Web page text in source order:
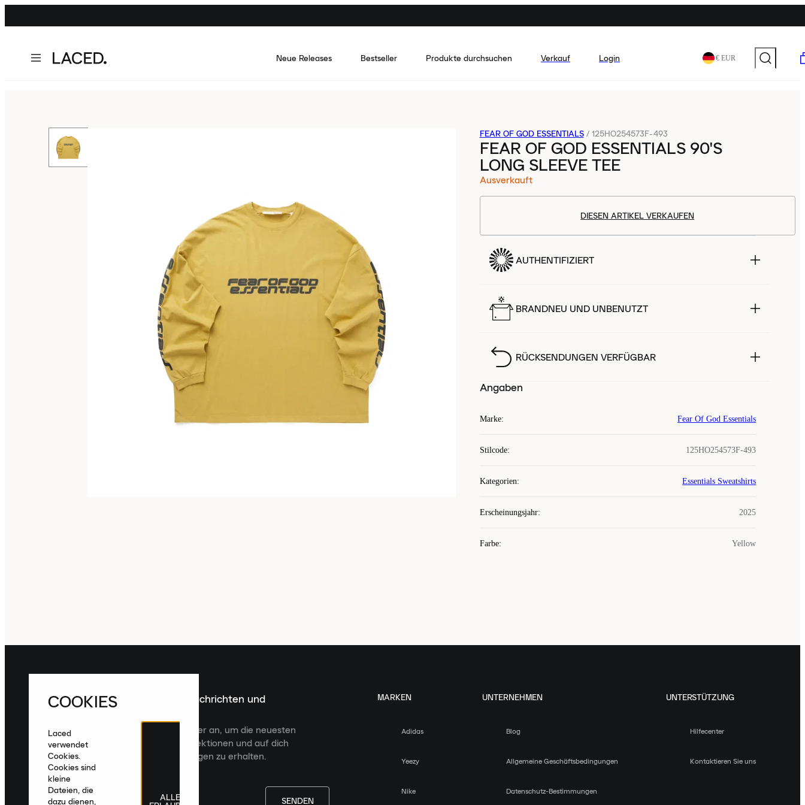
Neue Releases Bestseller Produkte durchsuchen Verkauf Login € EUR
FEAR OF GOD ESSENTIALS / 125HO254573F-493
FEAR OF GOD ESSENTIALS 90'S
LONG SLEEVE TEE
Ausverkauft
DIESEN ARTIKEL VERKAUFEN
AUTHENTIFIZIERT
BRANDNEU UND UNBENUTZT
RÜCKSENDUNGEN VERFÜGBAR
Angaben
Marke: Fear Of God Essentials
Stilcode: 125HO254573F-493
Kategorien: Essentials Sweatshirts
Erscheinungsjahr: 2025
Farbe: Yellow
Melde dich für die neuesten Nachrichten und
Veröffentlichungen an
Melde dich für den Laced Newsletter an, um die neuesten
Veröffentlichungen, kuratierte Kollektionen und auf dich
zugeschnittene Produktempfehlungen zu erhalten.
SENDEN
MARKEN
Adidas
Yeezy
Nike
UNTERNEHMEN
Blog
Allgemeine Geschäftsbedingungen
Datenschutz-Bestimmungen
UNTERSTÜTZUNG
Hilfecenter
Kontaktieren Sie uns
COOKIES
Laced
verwendet
Cookies.
Cookies sind
kleine
Dateien, die
dazu dienen,
ALLE